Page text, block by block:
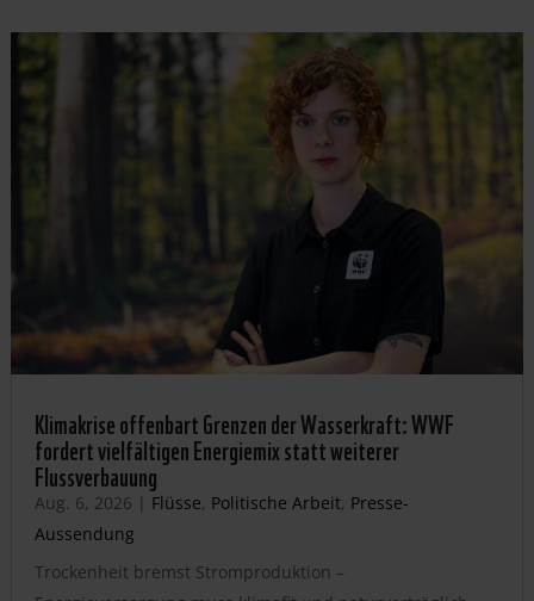
Klimakrise offenbart Grenzen der Wasserkraft: WWF
fordert vielfältigen Energiemix statt weiterer
Flussverbauung
Aug. 6, 2026 | Flüsse, Politische Arbeit, Presse-
Aussendung
Trockenheit bremst Stromproduktion –